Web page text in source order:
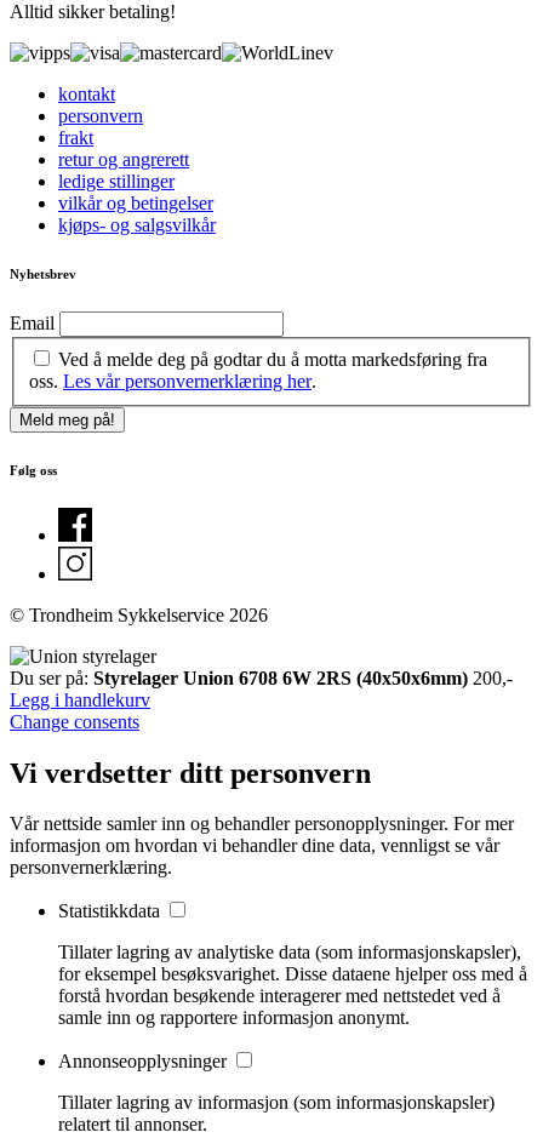
Alltid sikker betaling!
kontakt
personvern
frakt
retur og angrerett
ledige stillinger
vilkår og betingelser
kjøps- og salgsvilkår
Nyhetsbrev
Email
Ved å melde deg på godtar du å motta markedsføring fra
oss. Les vår personvernerklæring her.
Følg oss
© Trondheim Sykkelservice 2026
Du ser på: Styrelager Union 6708 6W 2RS (40x50x6mm) 200,-
Legg i handlekurv
Change consents
Vi verdsetter ditt personvern
Vår nettside samler inn og behandler personopplysninger. For mer
informasjon om hvordan vi behandler dine data, vennligst se vår
personvernerklæring.
Statistikkdata
Tillater lagring av analytiske data (som informasjonskapsler),
for eksempel besøksvarighet. Disse dataene hjelper oss med å
forstå hvordan besøkende interagerer med nettstedet ved å
samle inn og rapportere informasjon anonymt.
Annonseopplysninger
Tillater lagring av informasjon (som informasjonskapsler)
relatert til annonser.